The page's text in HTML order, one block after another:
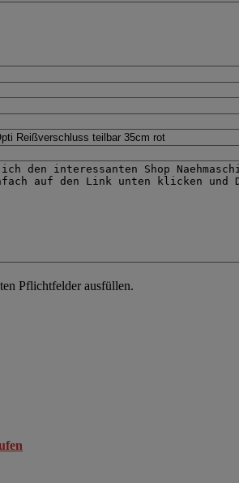
Pflichtfelder ausfüllen.